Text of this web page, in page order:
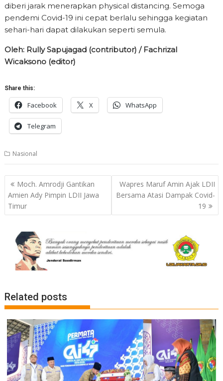
diberi jarak menerapkan physical distancing. Semoga
pendemi Covid-19 ini cepat berlalu sehingga kegiatan
sehari-hari dapat dilakukan seperti semula.
Oleh: Rully Sapujagad (contributor) / Fachrizal
Wicaksono (editor)
Share this:
Facebook X WhatsApp
Telegram
Nasional
Post
navigation
Moch. Amrodji Gantikan
Amien Ady Pimpin LDII Jawa
Timur
Wapres Maruf Amin Ajak LDII
Bersama Atasi Dampak Covid-
19
Related posts